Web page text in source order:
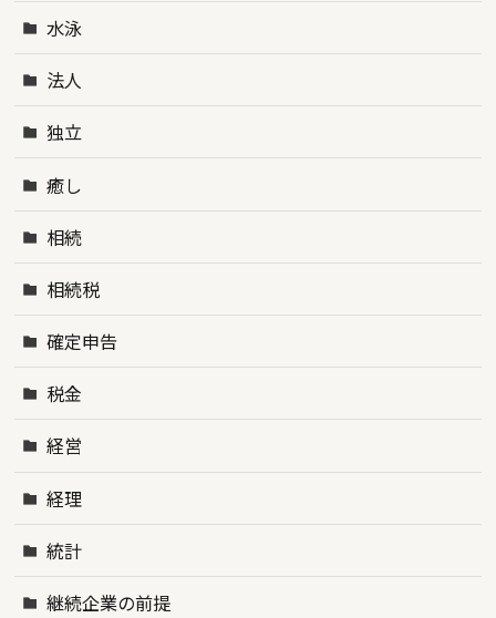
水泳
法人
独立
癒し
相続
相続税
確定申告
税金
経営
経理
統計
継続企業の前提